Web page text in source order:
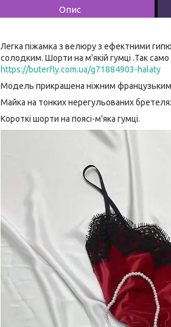
Опис
Легка піжамка з велюру з ефектними
солодким. Шорти на м'якій гумці .Так
https://buterfly.com.ua/g71884903-halaty
Модель прикрашена ніжним
Майка на тонких нерегульованих
Короткі шорти на поясі-м'яка гумці.